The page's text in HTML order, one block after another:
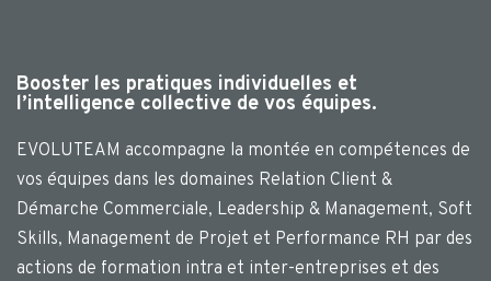
Booster les pratiques individuelles et
l’intelligence collective de vos équipes.
EVOLUTEAM accompagne la montée en compétences de
vos équipes dans les domaines Relation Client &
Démarche Commerciale, Leadership & Management, Soft
Skills, Management de Projet et Performance RH par des
actions de formation intra et inter-entreprises et des